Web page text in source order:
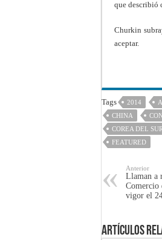
que describió
Churkin
aceptar.
Tags 2014
CHINA
COREA DEL SUR
FEATURED
Anterior
Llaman a
Comercio
vigor el
Artículos